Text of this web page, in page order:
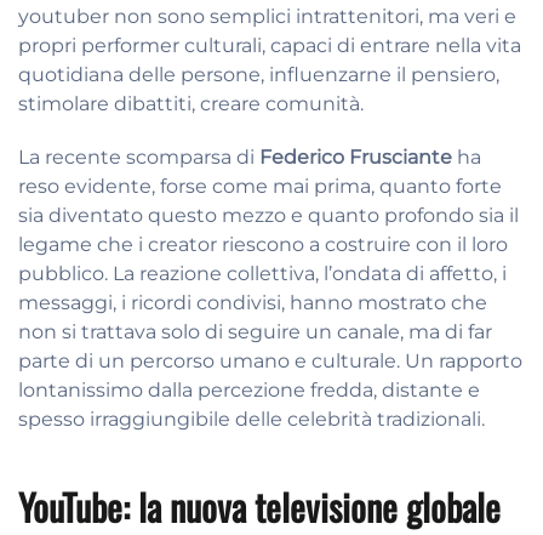
youtuber non sono semplici intrattenitori, ma veri e
propri performer culturali, capaci di entrare nella vita
quotidiana delle persone, influenzarne il pensiero,
stimolare dibattiti, creare comunità.
La recente scomparsa di Federico Frusciante ha
reso evidente, forse come mai prima, quanto forte
sia diventato questo mezzo e quanto profondo sia il
legame che i creator riescono a costruire con il loro
pubblico. La reazione collettiva, l’ondata di affetto, i
messaggi, i ricordi condivisi, hanno mostrato che
non si trattava solo di seguire un canale, ma di far
parte di un percorso umano e culturale. Un rapporto
lontanissimo dalla percezione fredda, distante e
spesso irraggiungibile delle celebrità tradizionali.
YouTube: la nuova televisione globale